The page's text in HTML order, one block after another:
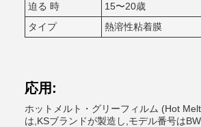
迫る 時
15〜20歳
タイプ
熱溶性粘着膜
応用:
ホットメルト・グリーフィルム (Hot
は,KSブランドが製造し,モデル番号は